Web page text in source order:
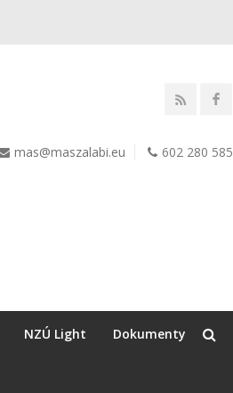
mas@maszalabi.eu 602 280 585
NZÚ Light Dokumenty